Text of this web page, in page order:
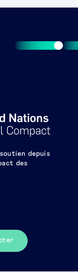
depuis
des
Charte éthique